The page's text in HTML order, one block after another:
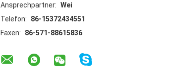
Ansprechpartner: Wei
Telefon:
86-15372434551
Faxen:
86-571-88615836